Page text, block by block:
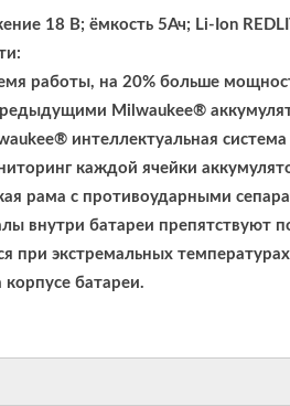
18 В; ёмкость 5Ач; Li-Ion
работы, на 20% больше
Milwaukee®
интеллектуальная
каждой ячейки
рама с противоударными
внутри батареи препятствуют
при экстремальных
батареи.